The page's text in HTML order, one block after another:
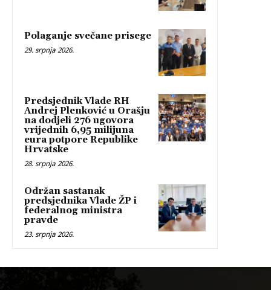
Polaganje svečane prisege
29. srpnja 2026.
Predsjednik Vlade RH
Andrej Plenković u Orašju
na dodjeli 276 ugovora
vrijednih 6,95 milijuna
eura potpore Republike
Hrvatske
28. srpnja 2026.
Održan sastanak
predsjednika Vlade ŽP i
federalnog ministra
pravde
23. srpnja 2026.